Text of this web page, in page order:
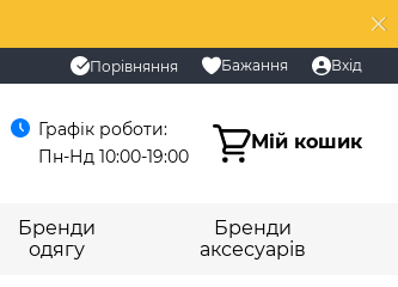
Порівняння Бажання Вхід
Графік роботи:
Пн-Нд 10:00-19:00
Мій кошик
Бренди
одягу
Бренди
аксесуарів